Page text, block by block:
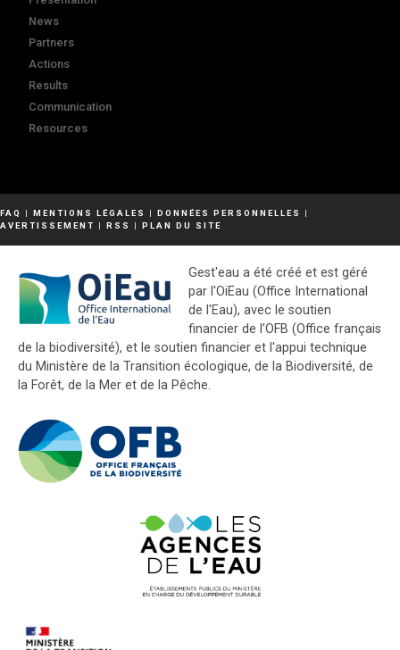
News
Partners
Actions
Results
Communication
Resources
FAQ | MENTIONS LÉGALES | DONNÉES PERSONNELLES
|
AVERTISSEMENT | RSS | PLAN DU SITE
Gest'eau a été créé et est géré
par l'OiEau (Office International
de l'Eau), avec le soutien
financier de l'OFB (Office français
de la biodiversité), et le soutien financier et l'appui technique
du Ministère de la Transition écologique, de la Biodiversité, de
la Forêt, de la Mer et de la Pêche.